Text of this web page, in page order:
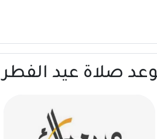
الفطر 2024 في طولكرم | فلسطين